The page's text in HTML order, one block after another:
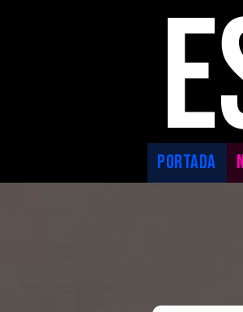
PORTADA